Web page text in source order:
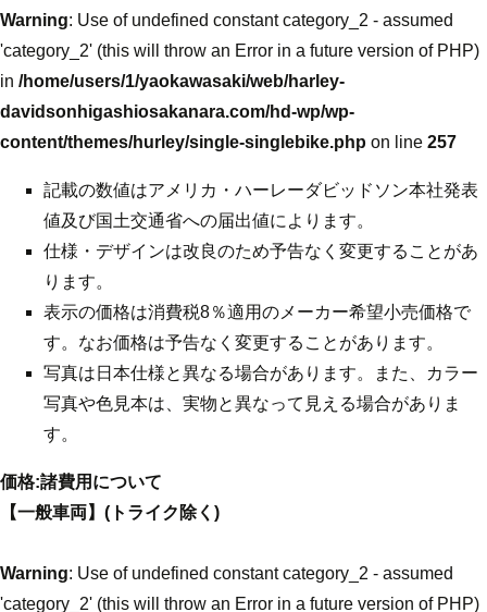
Warning: Use of undefined constant category_2 - assumed
'category_2' (this will throw an Error in a future version of PHP)
in /home/users/1/yaokawasaki/web/harley-
davidsonhigashiosakanara.com/hd-wp/wp-
content/themes/hurley/single-singlebike.php on line 257
記載の数値はアメリカ・ハーレーダビッドソン本社発表
値及び国土交通省への届出値によります。
仕様・デザインは改良のため予告なく変更することがあ
ります。
表示の価格は消費税8％適用のメーカー希望小売価格で
す。なお価格は予告なく変更することがあります。
写真は日本仕様と異なる場合があります。また、カラー
写真や色見本は、実物と異なって見える場合がありま
す。
価格:諸費用について
【一般車両】(トライク除く)
Warning: Use of undefined constant category_2 - assumed
'category_2' (this will throw an Error in a future version of PHP)